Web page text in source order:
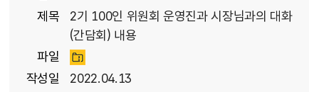
제목
2기 100인 위원회 운영진과 시장님과의 대화
(간담회) 내용
파일
작성일
2022.04.13